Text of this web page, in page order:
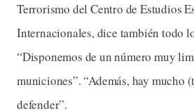
Terrorismo del Centro de Estudios
Internacionales, dice también todo
“Disponemos de un número muy
municiones”. “Además, hay mucho
defender”.